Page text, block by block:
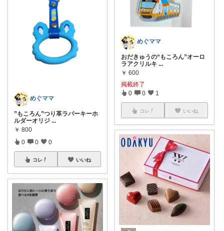
めぐママ
”もころん”つり革ラバーキーホ
ルダーオリジ ...
￥ 800
0 0 0
コレ いいね
めぐママ
おだきゅうの“もころん”オーロ
ラアクリルキ ...
￥ 600
掲載終了
0 0 1
コレ いいね